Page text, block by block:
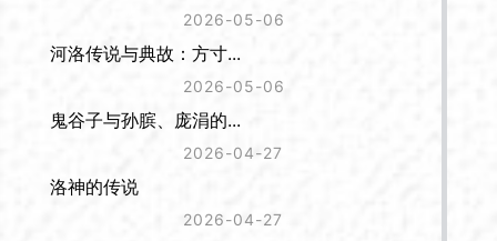
2026-05-06
河洛传说与典故：方寸...
2026-05-06
鬼谷子与孙膑、庞涓的...
2026-04-27
洛神的传说
2026-04-27